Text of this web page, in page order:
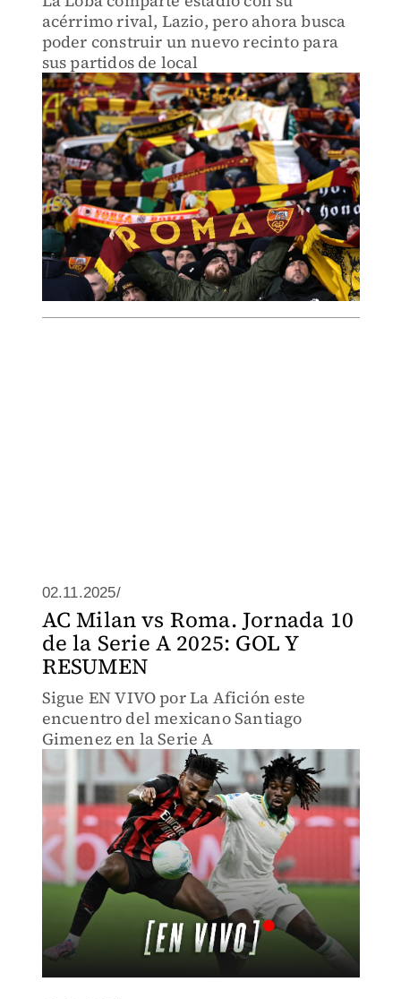
acérrimo rival, Lazio, pero ahora busca
poder construir un nuevo recinto para
sus partidos de local
02.11.2025/
AC Milan vs Roma. Jornada 10
de la Serie A 2025: GOL Y
RESUMEN
Sigue EN VIVO por La Afición este
encuentro del mexicano Santiago
Gimenez en la Serie A